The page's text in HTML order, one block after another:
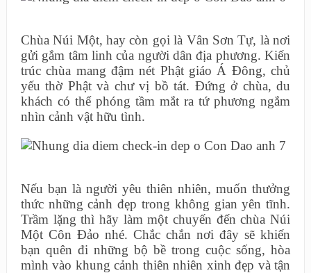
Chùa Núi Một, hay còn gọi là Vân Sơn Tự, là nơi
gửi gắm tâm linh của người dân địa phương. Kiến
trúc chùa mang đậm nét Phật giáo Á Đông, chủ
yếu thờ Phật và chư vị bồ tát. Đứng ở chùa, du
khách có thể phóng tầm mắt ra tứ phương ngắm
nhìn cảnh vật hữu tình.
Nếu bạn là người yêu thiên nhiên, muốn thưởng
thức những cảnh đẹp trong không gian yên tĩnh.
Trầm lặng thì hãy làm một chuyến đến chùa Núi
Một Côn Đảo nhé. Chắc chắn nơi đây sẽ khiến
bạn quên đi những bộ bề trong cuộc sống, hòa
mình vào khung cảnh thiên nhiên xinh đẹp và tận